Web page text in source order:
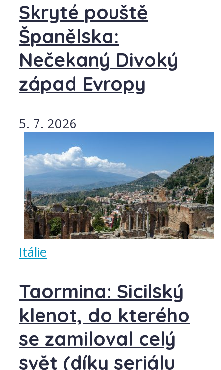
Skryté pouště
Španělska:
Nečekaný Divoký
západ Evropy
5. 7. 2026
Itálie
Taormina: Sicilský
klenot, do kterého
se zamiloval celý
svět (díky seriálu